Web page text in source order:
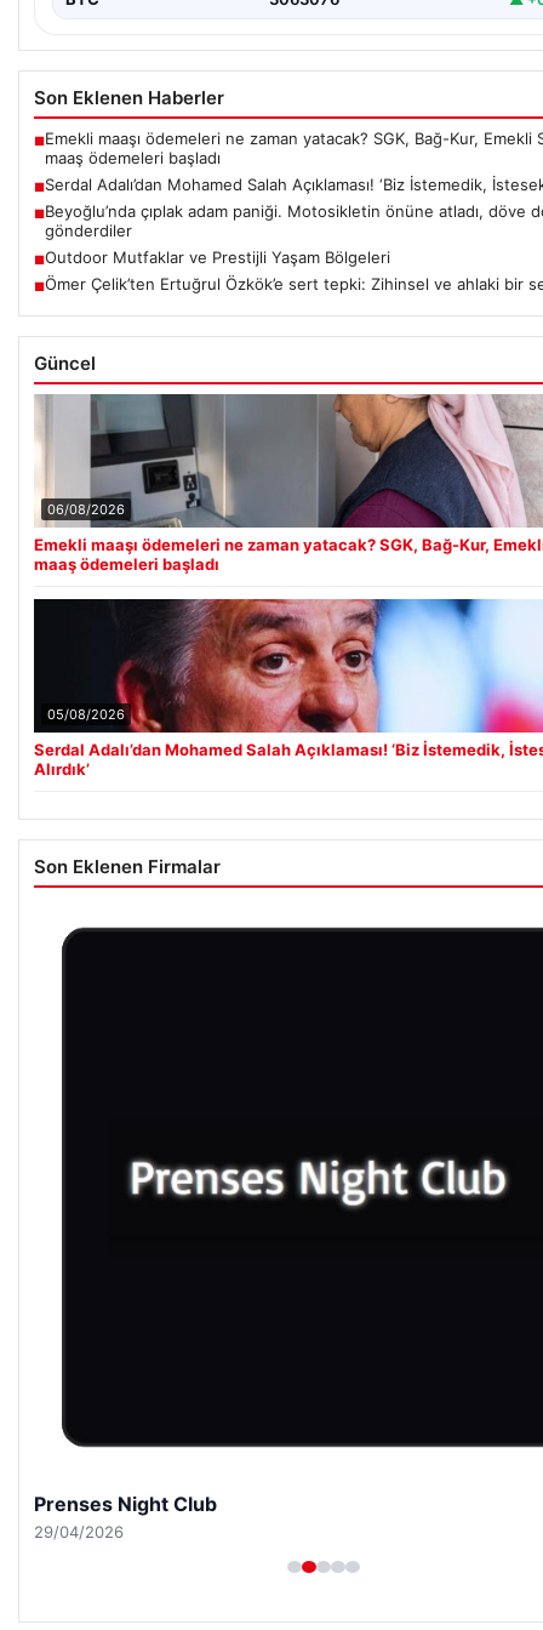
Son Eklenen Haberler
■Emekli maaşı ödemeleri ne zaman yatacak? SGK, Bağ-Kur, Emekli
maaş ödemeleri başladı
■Serdal Adalı’dan Mohamed Salah Açıklaması! ‘Biz İstemedik, İstesek
■Beyoğlu’nda çıplak adam paniği. Motosikletin önüne atladı, döve
gönderdiler
■Outdoor Mutfaklar ve Prestijli Yaşam Bölgeleri
■Ömer Çelik’ten Ertuğrul Özkök’e sert tepki: Zihinsel ve ahlaki bir
Güncel
06/08/2026
Emekli maaşı ödemeleri ne zaman yatacak? SGK, Bağ-Kur, Emekli
maaş ödemeleri başladı
05/08/2026
Serdal Adalı’dan Mohamed Salah Açıklaması! ‘Biz İstemedik,
Alırdık’
Son Eklenen Firmalar
Prenses Night Club
29/04/2026